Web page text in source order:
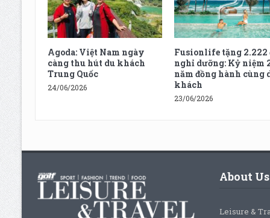
Agoda: Việt Nam ngày
càng thu hút du khách
Trung Quốc
24/06/2026
Fusionlife tặng 2.222
nghỉ dưỡng: Kỷ niệm
năm đồng hành cùng
khách
23/06/2026
About Us
Leisure &